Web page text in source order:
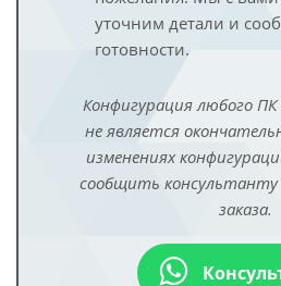
уточним детали и
готовности.
Конфигурация любого
не является
изменениях
сообщить
заказа.